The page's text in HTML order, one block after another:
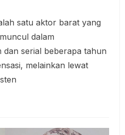
satu aktor barat yang
dalam
serial beberapa tahun
melainkan lewat